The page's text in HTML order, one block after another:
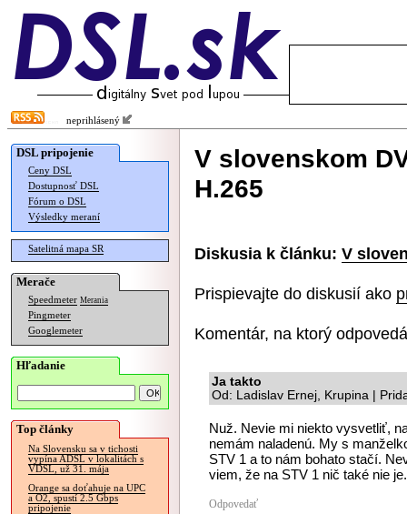
neprihlásený
DSL pripojenie
Ceny DSL
Dostupnosť DSL
Fórum o DSL
Výsledky meraní
Satelitná mapa SR
Merače
Speedmeter Merania
Pingmeter
Googlemeter
Hľadanie
Top články
Na Slovensku sa v tichosti
vypína ADSL v lokalitách s
VDSL, už 31. mája
Orange sa doťahuje na UPC
a O2, spustí 2.5 Gbps
pripojenie
V slovenskom
H.265
Diskusia k článku: V
Prispievajte do diskusií ako
Komentár, na ktorý
Ja takto
Od: Ladislav Ernej, Krupina |
Nuž. Nevie mi niekto vysvetliť,
nemám naladenú. My s
STV 1 a to nám bohato stačí.
viem, že na STV 1 nič také nie je.
Odpovedať